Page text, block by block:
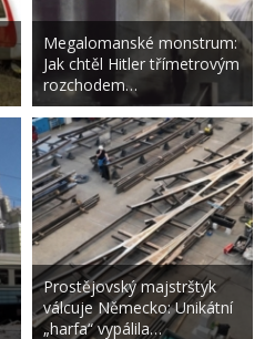
Megalomanské monstrum:
Jak chtěl Hitler třímetrovým
rozchodem…
Prostějovský majstrštyk
válcuje Německo: Unikátní
„harfa“ vypálila…